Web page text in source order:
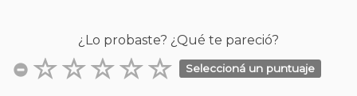
¿Lo probaste? ¿Qué te pareció?
Seleccioná un puntuaje